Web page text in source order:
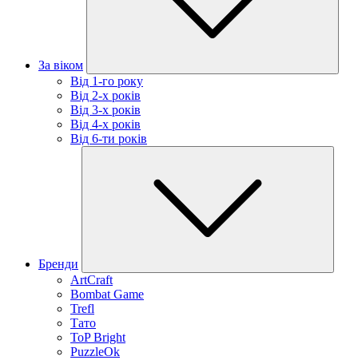
За віком
Від 1-го року
Від 2-х років
Від 3-х років
Від 4-х років
Від 6-ти років
Бренди
ArtCraft
Bombat Game
Trefl
Тато
ToP Bright
PuzzleOk